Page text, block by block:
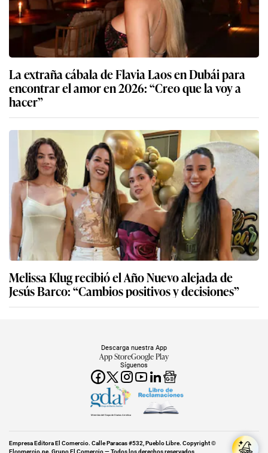
Año Nuevo Chino 2026: Los símbolos detrás de
esta celebración para asegurar la buena fortuna
La extraña cábala de Flavia Laos en Dubái para
encontrar el amor en 2026: “Creo que la voy a
hacer”
Melissa Klug recibió el Año Nuevo alejada de
Jesús Barco: “Cambios positivos y decisiones”